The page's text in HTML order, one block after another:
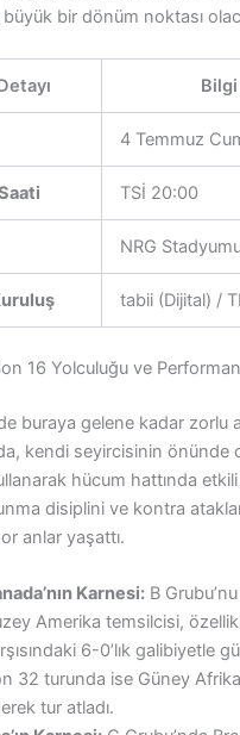
bir dönüm noktası
4 Temmuz
TSİ 20:00
NRG
tabii (Dijital) /
16 Yolculuğu ve
buraya gelene kadar zorlu
kendi seyircisinin önünde
hücum hattında
disiplini ve kontra
anlar yaşattı.
Karnesi: B
Amerika temsilcisi,
6-0’lık galibiyetle
32 turunda ise Güney
tur atladı.